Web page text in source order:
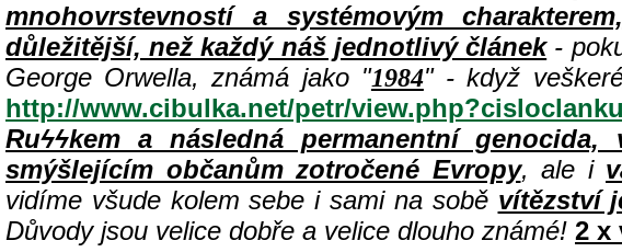
mnohovrstevností a systémovým
důležitější, než každý náš jednotlivý článek-
George Orwella, známá jako "1984" - když
http://www.cibulka.net/petr/
Ruϟϟkem a následná permanentní
smýšlejícím občanům zotročené Evropy, ale i
vidíme všude kolem sebe i sami na sobě vítězství
Důvody jsou velice dobře a velice dlouho známé! 2 x